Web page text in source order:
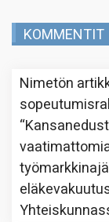
KOMMENTIT
Nimetön
“